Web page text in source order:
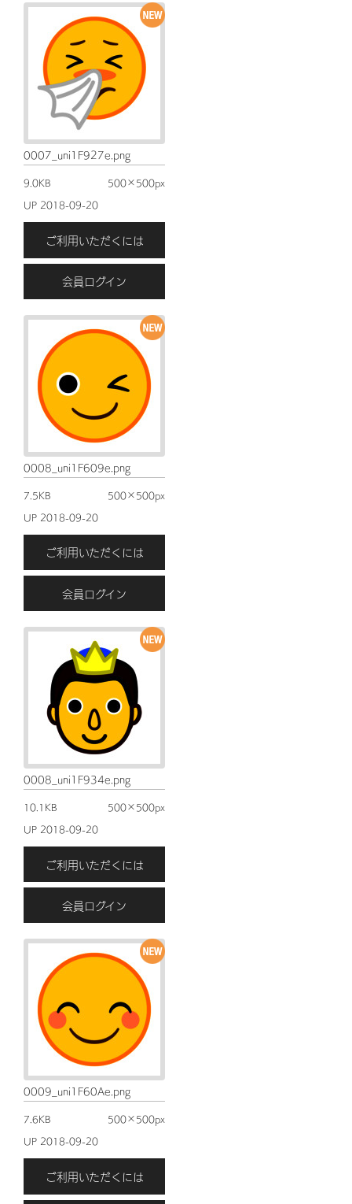
0007_uni1F927e.png
9.0KB
500×500px
UP 2018-09-20
ご利用いただくには
会員ログイン
0008_uni1F609e.png
7.5KB
500×500px
UP 2018-09-20
ご利用いただくには
会員ログイン
0008_uni1F934e.png
10.1KB
500×500px
UP 2018-09-20
ご利用いただくには
会員ログイン
0009_uni1F60Ae.png
7.6KB
500×500px
UP 2018-09-20
ご利用いただくには